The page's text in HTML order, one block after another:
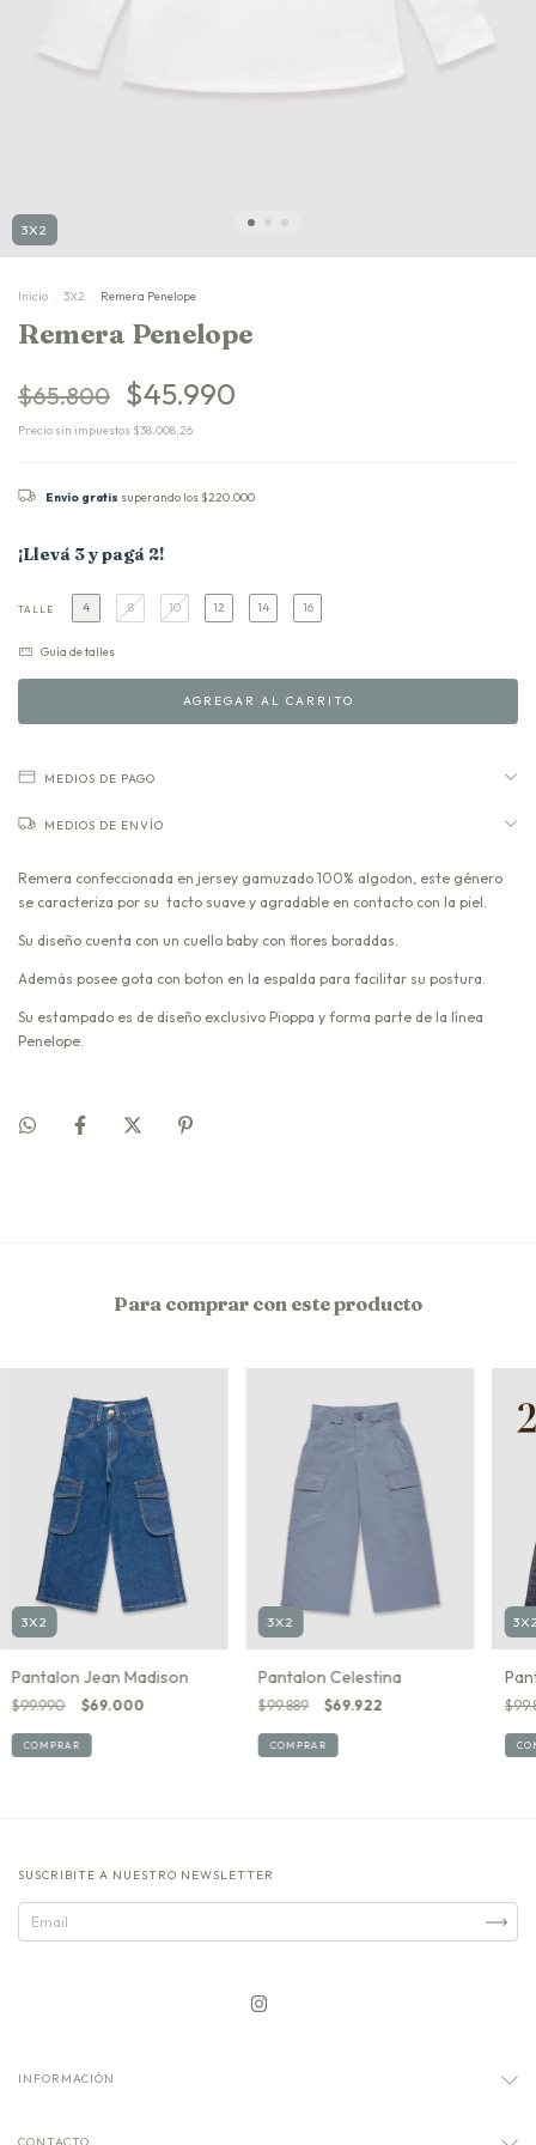
3X2
Inicio 3X2 Remera Penelope
Remera Penelope
$65.800 $45.990
Precio sin impuestos $38.008,26
Envío gratis superando los $220.000
¡Llevá 3 y pagá 2!
TALLE 4 8 10 12 14 16
Guía de talles
MEDIOS DE PAGO
MEDIOS DE ENVÍO
Remera confeccionada en jersey gamuzado 100% algodon, este género
se caracteriza por su tacto suave y agradable en contacto con la piel.
Su diseño cuenta con un cuello baby con flores boraddas.
Además posee gota con boton en la espalda para facilitar su postura.
Su estampado es de diseño exclusivo Pioppa y forma parte de la línea
Penelope.
Para comprar con este producto
3X2
Pantalon Jean Madison
$99.990 $69.000
COMPRAR
3X2
Pantalon Celestina
$99.889 $69.922
COMPRAR
SUSCRIBITE A NUESTRO NEWSLETTER
INFORMACIÓN